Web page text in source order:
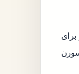
گرفته بود و برای